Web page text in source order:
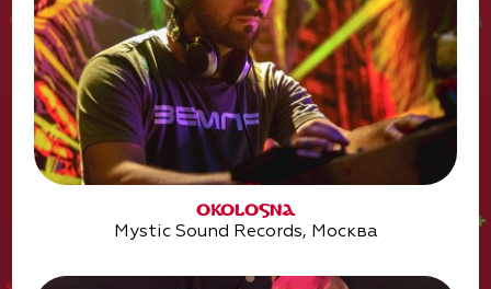
OKOLOSNA
Mystic Sound Records, Москва